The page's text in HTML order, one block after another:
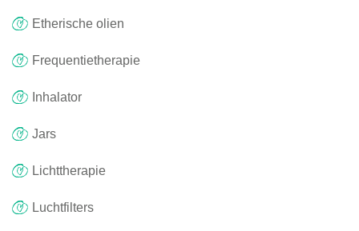
Etherische olien
Frequentietherapie
Inhalator
Jars
Lichttherapie
Luchtfilters